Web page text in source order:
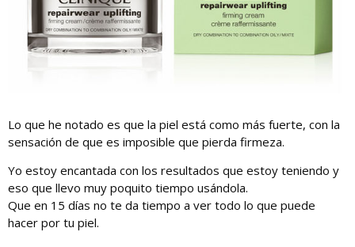
Lo que he notado es que la piel está como más fuerte, con la
sensación de que es imposible que pierda firmeza.
Yo estoy encantada con los resultados que estoy teniendo y
eso que llevo muy poquito tiempo usándola.
Que en 15 días no te da tiempo a ver todo lo que puede
hacer por tu piel.